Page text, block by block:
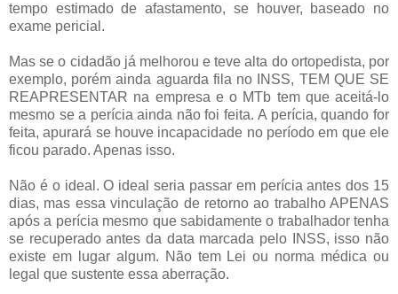
tempo estimado de afastamento, se houver, baseado no
exame pericial.
Mas se o cidadão já melhorou e teve alta do ortopedista, por
exemplo, porém ainda aguarda fila no INSS, TEM QUE SE
REAPRESENTAR na empresa e o MTb tem que aceitá-lo
mesmo se a perícia ainda não foi feita. A perícia, quando for
feita, apurará se houve incapacidade no período em que ele
ficou parado. Apenas isso.
Não é o ideal. O ideal seria passar em perícia antes dos 15
dias, mas essa vinculação de retorno ao trabalho APENAS
após a perícia mesmo que sabidamente o trabalhador tenha
se recuperado antes da data marcada pelo INSS, isso não
existe em lugar algum. Não tem Lei ou norma médica ou
legal que sustente essa aberração.